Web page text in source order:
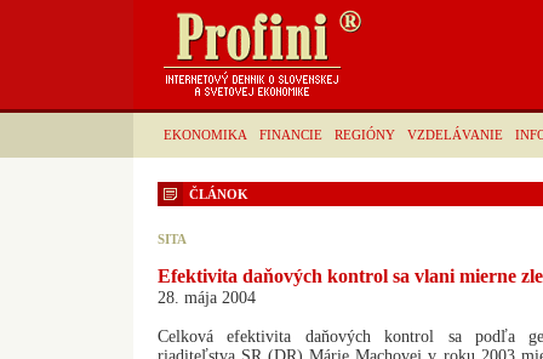
EKONOMIKA FINANCIE REGIÓNY VZDELÁVANIE
ČLÁNOK
SITA
Efektivita daňových kontrol sa vlani mierne
28. mája 2004
Celková efektivita daňových kontrol sa podľa